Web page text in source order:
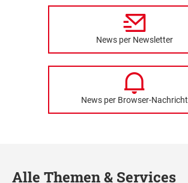
News per Newsletter
News per Browser-Nachricht
Alle Themen & Services